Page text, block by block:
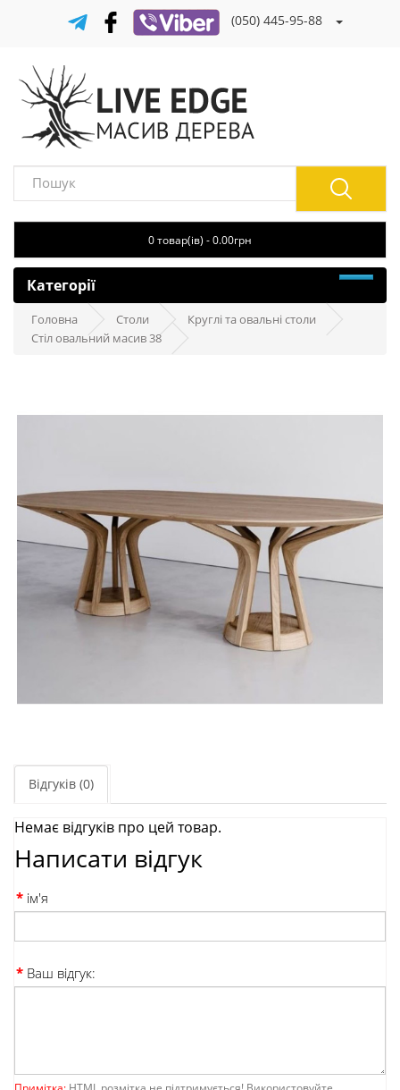
(050) 445-95-88
0 товар(ів) - 0.00грн
Категорії
Головна Столи
Круглі та овальні столи
Стіл овальний масив 38
Відгуків (0)
Немає відгуків про цей товар.
Написати відгук
ім'я
Ваш відгук: